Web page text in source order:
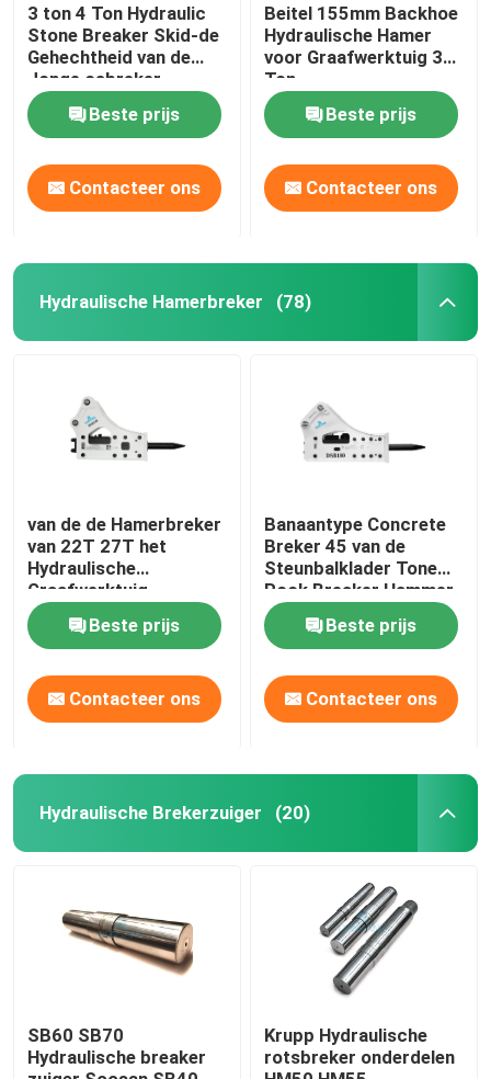
3 ton 4 Ton Hydraulic
Stone Breaker Skid-de
Gehechtheid van de
Jonge osbreker
Beste prijs
Contacteer ons
Beitel 155mm Backhoe
Hydraulische Hamer
voor Graafwerktuig 30
Ton
Beste prijs
Contacteer ons
Hydraulische Hamerbreker (78)
van de de Hamerbreker
van 22T 27T het
Hydraulische
Graafwerktuig
Hydraulic Concrete
BreakerBeste prijs
Contacteer ons
Banaantype Concrete
Breker 45 van de
Steunbalklader Tone
Rock Breaker Hammer
Beste prijs
Contacteer ons
Hydraulische Brekerzuiger (20)
SB60 SB70
Hydraulische breaker
Krupp Hydraulische
rotsbreker onderdelen